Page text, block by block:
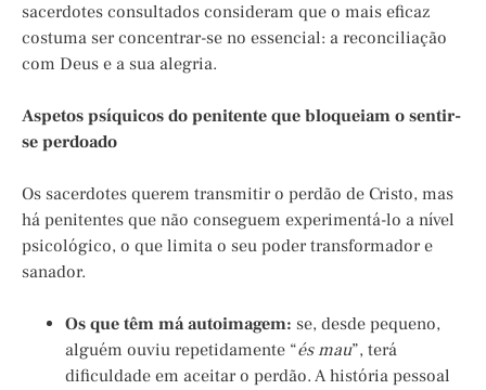
sacerdotes consultados consideram que o mais eficaz
costuma ser concentrar-se no essencial: a reconciliação
com Deus e a sua alegria.
Aspetos psíquicos do penitente que bloqueiam o sentir-
se perdoado
Os sacerdotes querem transmitir o perdão de Cristo, mas
há penitentes que não conseguem experimentá-lo a nível
psicológico, o que limita o seu poder transformador e
sanador.
Os que têm má autoimagem: se, desde pequeno,
alguém ouviu repetidamente “és mau”, terá
dificuldade em aceitar o perdão. A história pessoal